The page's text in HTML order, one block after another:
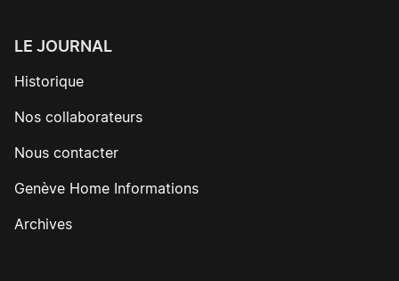
LE JOURNAL
Historique
Nos collaborateurs
Nous contacter
Genève Home Informations
Archives